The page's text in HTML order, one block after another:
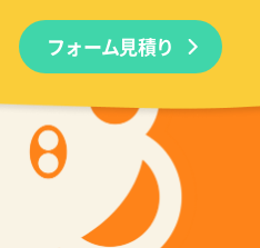
引越しゴミ回収 ゴミ屋敷
フォーム見積り